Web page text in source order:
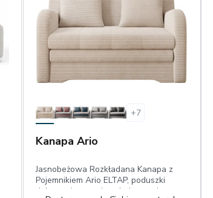
+7
Kanapa Ario
Jasnobeżowa Rozkładana Kanapa z
Pojemnikiem Ario ELTAP, poduszki
dekoracyjne,powierzchnia spania: